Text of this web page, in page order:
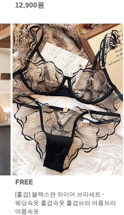
12,900원
[홑겹] 블랙스완 와이어 브라세트 -
웨딩속옷 홑겹속옷 홑겹브라 여름브라
여름속옷